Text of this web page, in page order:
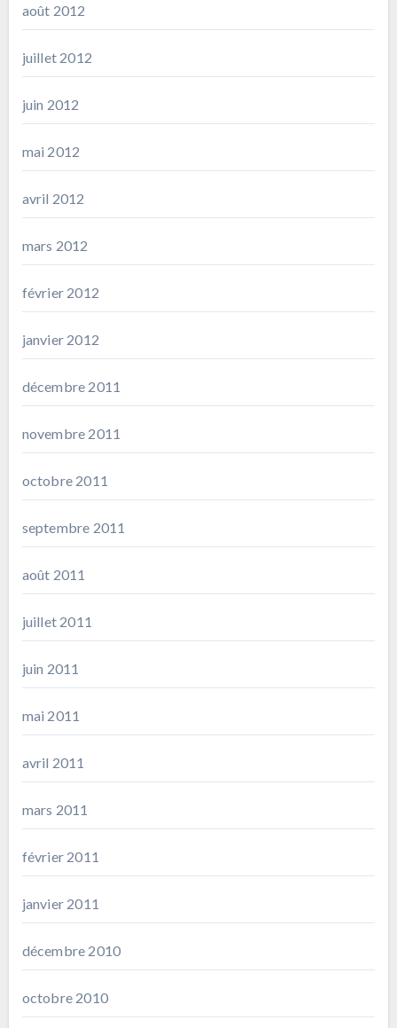
août 2012
juillet 2012
juin 2012
mai 2012
avril 2012
mars 2012
février 2012
janvier 2012
décembre 2011
novembre 2011
octobre 2011
septembre 2011
août 2011
juillet 2011
juin 2011
mai 2011
avril 2011
mars 2011
février 2011
janvier 2011
décembre 2010
octobre 2010